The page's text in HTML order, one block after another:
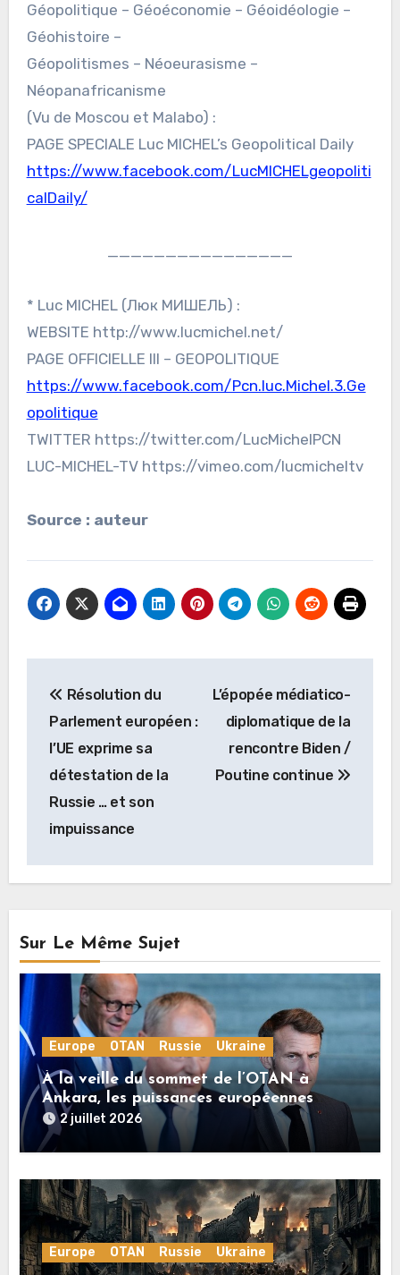
Géopolitique – Géoéconomie – Géoidéologie –
Géohistoire –
Géopolitismes – Néoeurasisme –
Néopanafricanisme
(Vu de Moscou et Malabo) :
PAGE SPECIALE Luc MICHEL’s Geopolitical Daily
https://www.facebook.com/LucMICHELgeopoliti
calDaily/
________________
* Luc MICHEL (Люк МИШЕЛЬ) :
WEBSITE http://www.lucmichel.net/
PAGE OFFICIELLE III – GEOPOLITIQUE
https://www.facebook.com/Pcn.luc.Michel.3.Ge
opolitique
TWITTER https://twitter.com/LucMichelPCN
LUC-MICHEL-TV https://vimeo.com/lucmicheltv
Source : auteur
de
l’article
Résolution du
Parlement européen :
l’UE exprime sa
détestation de la
Russie … et son
impuissance
L’épopée médiatico-
diplomatique de la
rencontre Biden /
Poutine continue
Sur Le Même Sujet
Europe OTAN Russie Ukraine
À la veille du sommet de l’OTAN à
Ankara, les puissances européennes
poussent la guerre en Ukraine vers un
conflit direct avec la Russie
2 juillet 2026
Europe OTAN Russie Ukraine